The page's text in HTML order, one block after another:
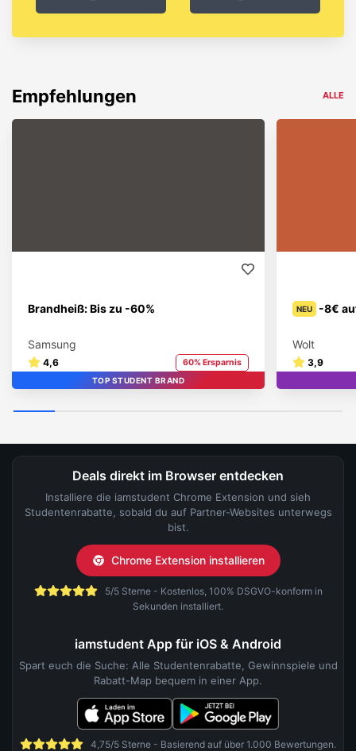
Empfehlungen ALLE
Brandheiß: Bis zu -60%
Samsung
4,6 60% Ersparnis
TOP STUDENT BRAND
NEU -8€
Wolt
3,9
Deals direkt im Browser entdecken
Installiere die iamstudent Chrome Extension und sieh
Studentenrabatte, sobald du auf Partner-Websites unterwegs
bist.
Chrome Extension installieren
5/5 Sterne - Kostenlos, 100% DSGVO-konform in
Sekunden installiert.
iamstudent App für iOS & Android
Spart euch die Suche: Alle Studentenrabatte, Gewinnspiele und
Rabatt-Map bequem in einer App.
4,75/5 Sterne - Basierend auf über 1.000 Bewertungen.